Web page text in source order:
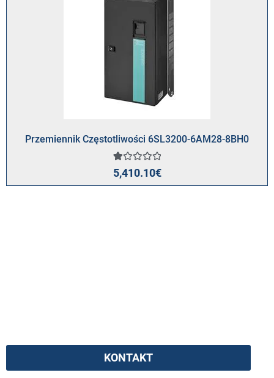
Przemiennik Częstotliwości 6SL3200-6AM28-8BH0
Oceniony
1.00
na
1
5,410.10€
KONTAKT